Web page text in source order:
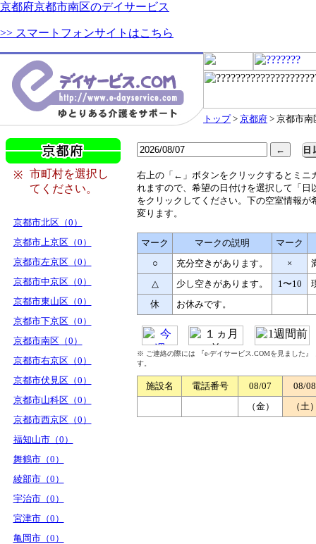
京都府京都市南区のデイサービス
>> スマートフォンサイトはこちら
トップ> 京都府 > 京都市南
※
市町村を選択し
てください。
京都市北区（0）
京都市上京区（0）
京都市左京区（0）
京都市中京区（0）
京都市東山区（0）
京都市下京区（0）
京都市南区（0）
京都市右京区（0）
京都市伏見区（0）
京都市山科区（0）
京都市西京区（0）
福知山市（0）
舞鶴市（0）
綾部市（0）
宇治市（0）
宮津市（0）
亀岡市（0）
右上の「←」ボタンをクリックするとミニ
れますので、希望の日付けを選択して「日
をクリックしてください。下の空室情報が
変ります。
マーク マークの説明
マーク
○
充分空きがあります。 ×
△
少し空きがあります。 1〜10
休
お休みです。
※ ご連絡の際には 『e-デイサービス.COMを見ました
す。
施設名 電話番号 08/07
08/08
（金）
（土